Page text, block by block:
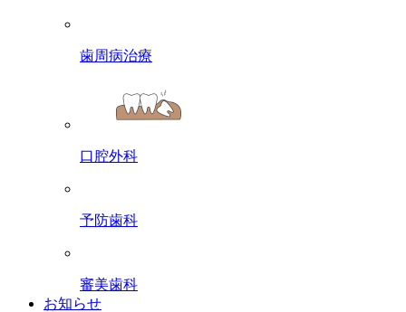
歯周病治療
口腔外科
予防歯科
審美歯科
お知らせ